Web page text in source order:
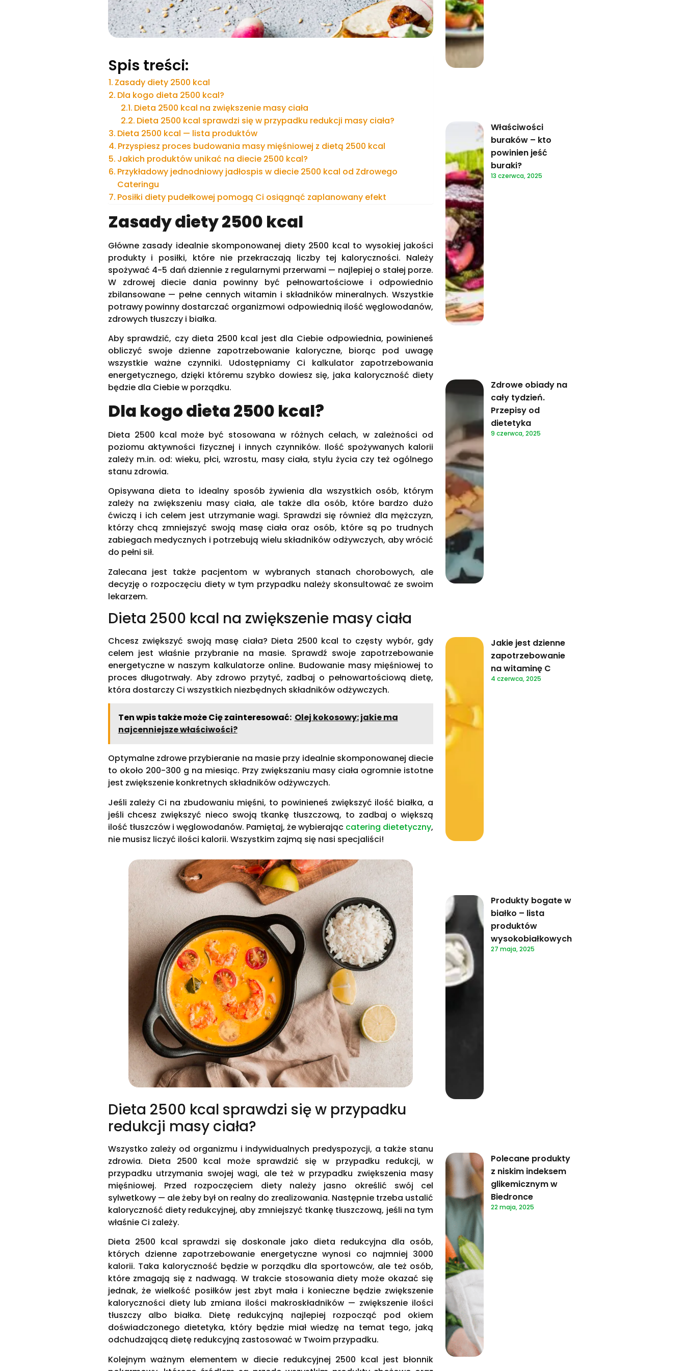
Spis treści:
Zasady diety 2500 kcal
Dla kogo dieta 2500 kcal?
Dieta 2500 kcal na zwiększenie masy ciała
Dieta 2500 kcal sprawdzi się w przypadku redukcji masy ciała?
Dieta 2500 kcal — lista produktów
Przyspiesz proces budowania masy mięśniowej z dietą 2500 kcal
Jakich produktów unikać na diecie 2500 kcal?
Przykładowy jednodniowy jadłospis w diecie 2500 kcal od Zdrowego
Cateringu
Posiłki diety pudełkowej pomogą Ci osiągnąć zaplanowany efekt
Zasady diety 2500 kcal
Główne zasady idealnie skomponowanej diety 2500 kcal to wysokiej jakości
produkty i posiłki, które nie przekraczają liczby tej kaloryczności. Należy
spożywać 4-5 dań dziennie z regularnymi przerwami — najlepiej o stałej porze.
W zdrowej diecie dania powinny być pełnowartościowe i odpowiednio
zbilansowane — pełne cennych witamin i składników mineralnych. Wszystkie
potrawy powinny dostarczać organizmowi odpowiednią ilość węglowodanów,
zdrowych tłuszczy i białka.
Aby sprawdzić, czy dieta 2500 kcal jest dla Ciebie odpowiednia, powinieneś
obliczyć swoje dzienne zapotrzebowanie kaloryczne, biorąc pod uwagę
wszystkie ważne czynniki. Udostępniamy Ci kalkulator zapotrzebowania
energetycznego, dzięki któremu szybko dowiesz się, jaka kaloryczność diety
będzie dla Ciebie w porządku.
Dla kogo dieta 2500 kcal?
Dieta 2500 kcal może być stosowana w różnych celach, w zależności od
poziomu aktywności fizycznej i innych czynników. Ilość spożywanych kalorii
zależy m.in. od: wieku, płci, wzrostu, masy ciała, stylu życia czy też ogólnego
stanu zdrowia.
Opisywana dieta to idealny sposób żywienia dla wszystkich osób, którym
zależy na zwiększeniu masy ciała, ale także dla osób, które bardzo dużo
ćwiczą i ich celem jest utrzymanie wagi. Sprawdzi się również dla mężczyzn,
którzy chcą zmniejszyć swoją masę ciała oraz osób, które są po trudnych
zabiegach medycznych i potrzebują wielu składników odżywczych, aby wrócić
do pełni sił.
Zalecana jest także pacjentom w wybranych stanach chorobowych, ale
decyzję o rozpoczęciu diety w tym przypadku należy skonsultować ze swoim
lekarzem.
Dieta 2500 kcal na zwiększenie masy ciała
Chcesz zwiększyć swoją masę ciała? Dieta 2500 kcal to częsty wybór, gdy
celem jest właśnie przybranie na masie. Sprawdź swoje zapotrzebowanie
energetyczne w naszym kalkulatorze online. Budowanie masy mięśniowej to
proces długotrwały. Aby zdrowo przytyć, zadbaj o pełnowartościową dietę,
która dostarczy Ci wszystkich niezbędnych składników odżywczych.
Ten wpis także może Cię zainteresować: Olej kokosowy: jakie ma
najcenniejsze właściwości?
Optymalne zdrowe przybieranie na masie przy idealnie skomponowanej diecie
to około 200-300 g na miesiąc. Przy zwiększaniu masy ciała ogromnie istotne
jest zwiększenie konkretnych składników odżywczych.
Jeśli zależy Ci na zbudowaniu mięśni, to powinieneś zwiększyć ilość białka, a
jeśli chcesz zwiększyć nieco swoją tkankę tłuszczową, to zadbaj o większą
ilość tłuszczów i węglowodanów. Pamiętaj, że wybierając catering dietetyczny,
nie musisz liczyć ilości kalorii. Wszystkim zajmą się nasi specjaliści!
Dieta 2500 kcal sprawdzi się w przypadku
redukcji masy ciała?
Wszystko zależy od organizmu i indywidualnych predyspozycji, a także stanu
zdrowia. Dieta 2500 kcal może sprawdzić się w przypadku redukcji, w
przypadku utrzymania swojej wagi, ale też w przypadku zwiększenia masy
mięśniowej. Przed rozpoczęciem diety należy jasno określić swój cel
sylwetkowy — ale żeby był on realny do zrealizowania. Następnie trzeba ustalić
kaloryczność diety redukcyjnej, aby zmniejszyć tkankę tłuszczową, jeśli na tym
właśnie Ci zależy.
Dieta 2500 kcal sprawdzi się doskonale jako dieta redukcyjna dla osób,
których dzienne zapotrzebowanie energetyczne wynosi co najmniej 3000
kalorii. Taka kaloryczność będzie w porządku dla sportowców, ale też osób,
które zmagają się z nadwagą. W trakcie stosowania diety może okazać się
jednak, że wielkość posiłków jest zbyt mała i konieczne będzie zwiększenie
kaloryczności diety lub zmiana ilości makroskładników — zwiększenie ilości
tłuszczy albo białka. Dietę redukcyjną najlepiej rozpocząć pod okiem
doświadczonego dietetyka, który będzie miał wiedzę na temat tego, jaką
odchudzającą dietę redukcyjną zastosować w Twoim przypadku.
Kolejnym ważnym elementem w diecie redukcyjnej 2500 kcal jest błonnik
Właściwości
buraków – kto
powinien jeść
buraki?
13 czerwca, 2025
Zdrowe obiady na
cały tydzień.
Przepisy od
dietetyka
9 czerwca, 2025
Jakie jest dzienne
zapotrzebowanie
na witaminę C
4 czerwca, 2025
Produkty bogate w
białko – lista
produktów
wysokobiałkowych
27 maja, 2025
Polecane produkty
z niskim indeksem
glikemicznym w
Biedronce
22 maja, 2025